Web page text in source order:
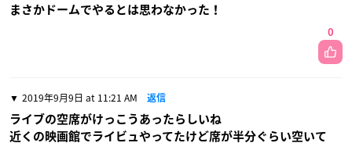
まさかドームでやるとは思わなかった！
0
2019年9月9日 at 11:21 AM 返信
ライブの空席がけっこうあったらしいね
近くの映画館でライビュやってたけど席が半分ぐらい空いて